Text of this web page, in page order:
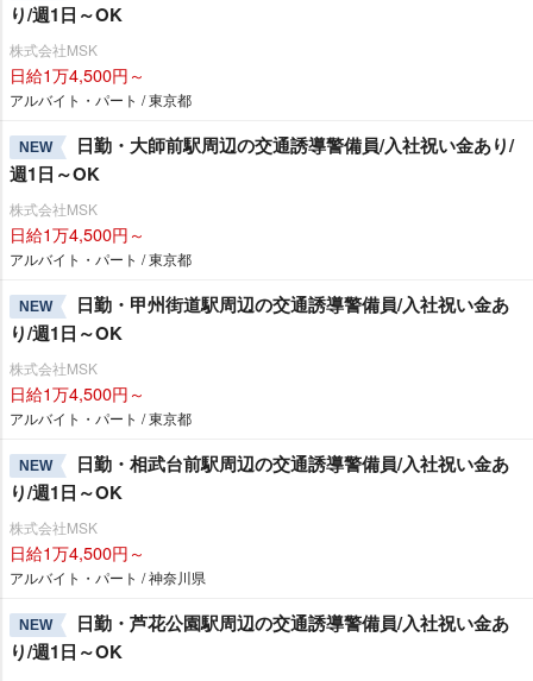
り/週1日～OK
株式会社MSK
日給1万4,500円～
アルバイト・パート / 東京都
NEW
日勤・大師前駅周辺の交通誘導警備員/入社祝い金あり/
週1日～OK
株式会社MSK
日給1万4,500円～
アルバイト・パート / 東京都
NEW
日勤・甲州街道駅周辺の交通誘導警備員/入社祝い金あ
り/週1日～OK
株式会社MSK
日給1万4,500円～
アルバイト・パート / 東京都
NEW
日勤・相武台前駅周辺の交通誘導警備員/入社祝い金あ
り/週1日～OK
株式会社MSK
日給1万4,500円～
アルバイト・パート / 神奈川県
NEW
日勤・芦花公園駅周辺の交通誘導警備員/入社祝い金あ
り/週1日～OK